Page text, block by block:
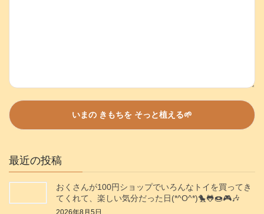
最近の投稿
おくさんが100円ショップでいろんなトイを買ってき
てくれて、楽しい気分だった日(*^O^*)🐤🐸🍩🎮️🎶
2026年8月5日